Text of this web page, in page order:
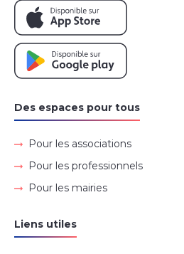
Des espaces pour tous
Pour les associations
Pour les professionnels
Pour les mairies
Liens utiles